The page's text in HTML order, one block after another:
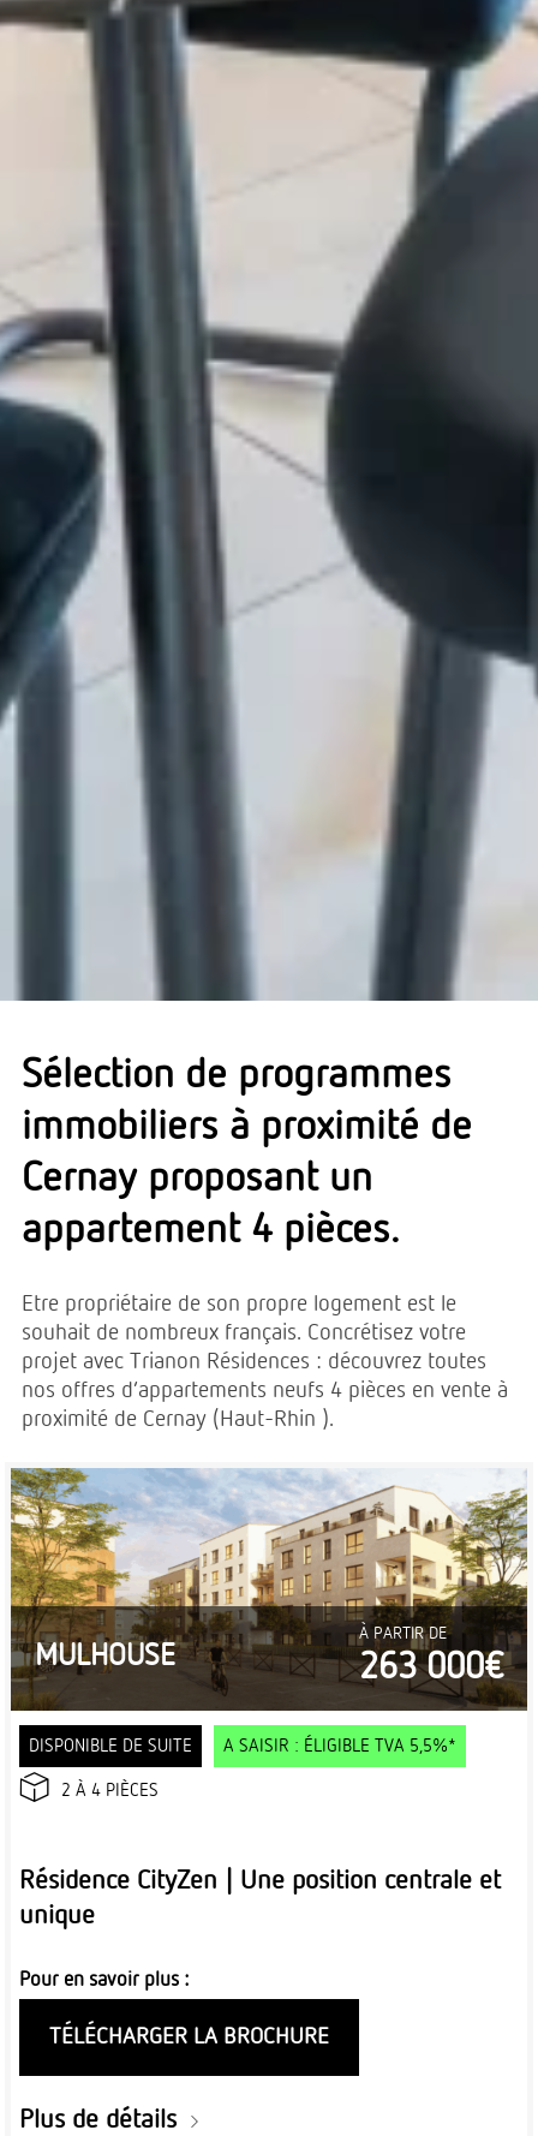
Sélection de programmes
immobiliers à proximité de
Cernay proposant un
appartement 4 pièces.
Etre propriétaire de son propre logement est le
souhait de nombreux français. Concrétisez votre
projet avec Trianon Résidences : découvrez toutes
nos offres d’appartements neufs 4 pièces en vente à
proximité de Cernay (Haut-Rhin ).
MULHOUSE
À PARTIR DE
263 000€
DISPONIBLE DE SUITE A SAISIR : ÉLIGIBLE TVA 5,5%*
2 À 4 PIÈCES
Résidence CityZen | Une position centrale et
unique
Pour en savoir plus :
TÉLÉCHARGER LA BROCHURE
Plus de détails